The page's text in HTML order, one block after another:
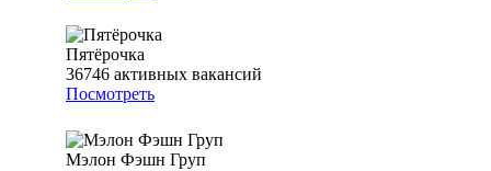
Пятёрочка
36746 активных вакансий
Посмотреть
Мэлон Фэшн Груп